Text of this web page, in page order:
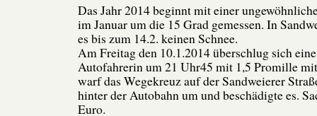
Das Jahr 2014 beginnt mit einer
im Januar um die 15 Grad gemessen. In
es bis zum 14.2. keinen Schnee.
Am Freitag den 10.1.2014 überschlug sich
Autofahrerin um 21 Uhr45 mit 1,5 Promille
warf das Wegekreuz auf der Sandweierer
hinter der Autobahn um und beschädigte es.
Euro.